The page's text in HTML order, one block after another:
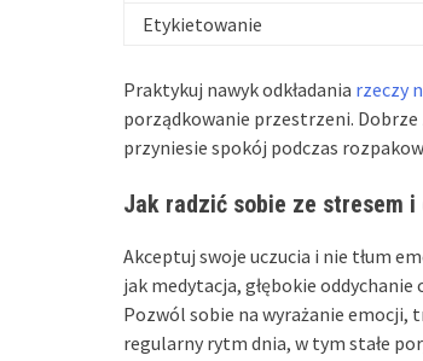
Etykietowanie
Praktykuj nawyk odkładania rzeczy
porządkowanie przestrzeni.
przyniesie spokój podczas
Jak radzić sobie ze stresem
Akceptuj swoje uczucia i nie tłum
jak medytacja, głębokie
Pozwól sobie na wyrażanie emocji,
regularny rytm dnia, w tym stałe